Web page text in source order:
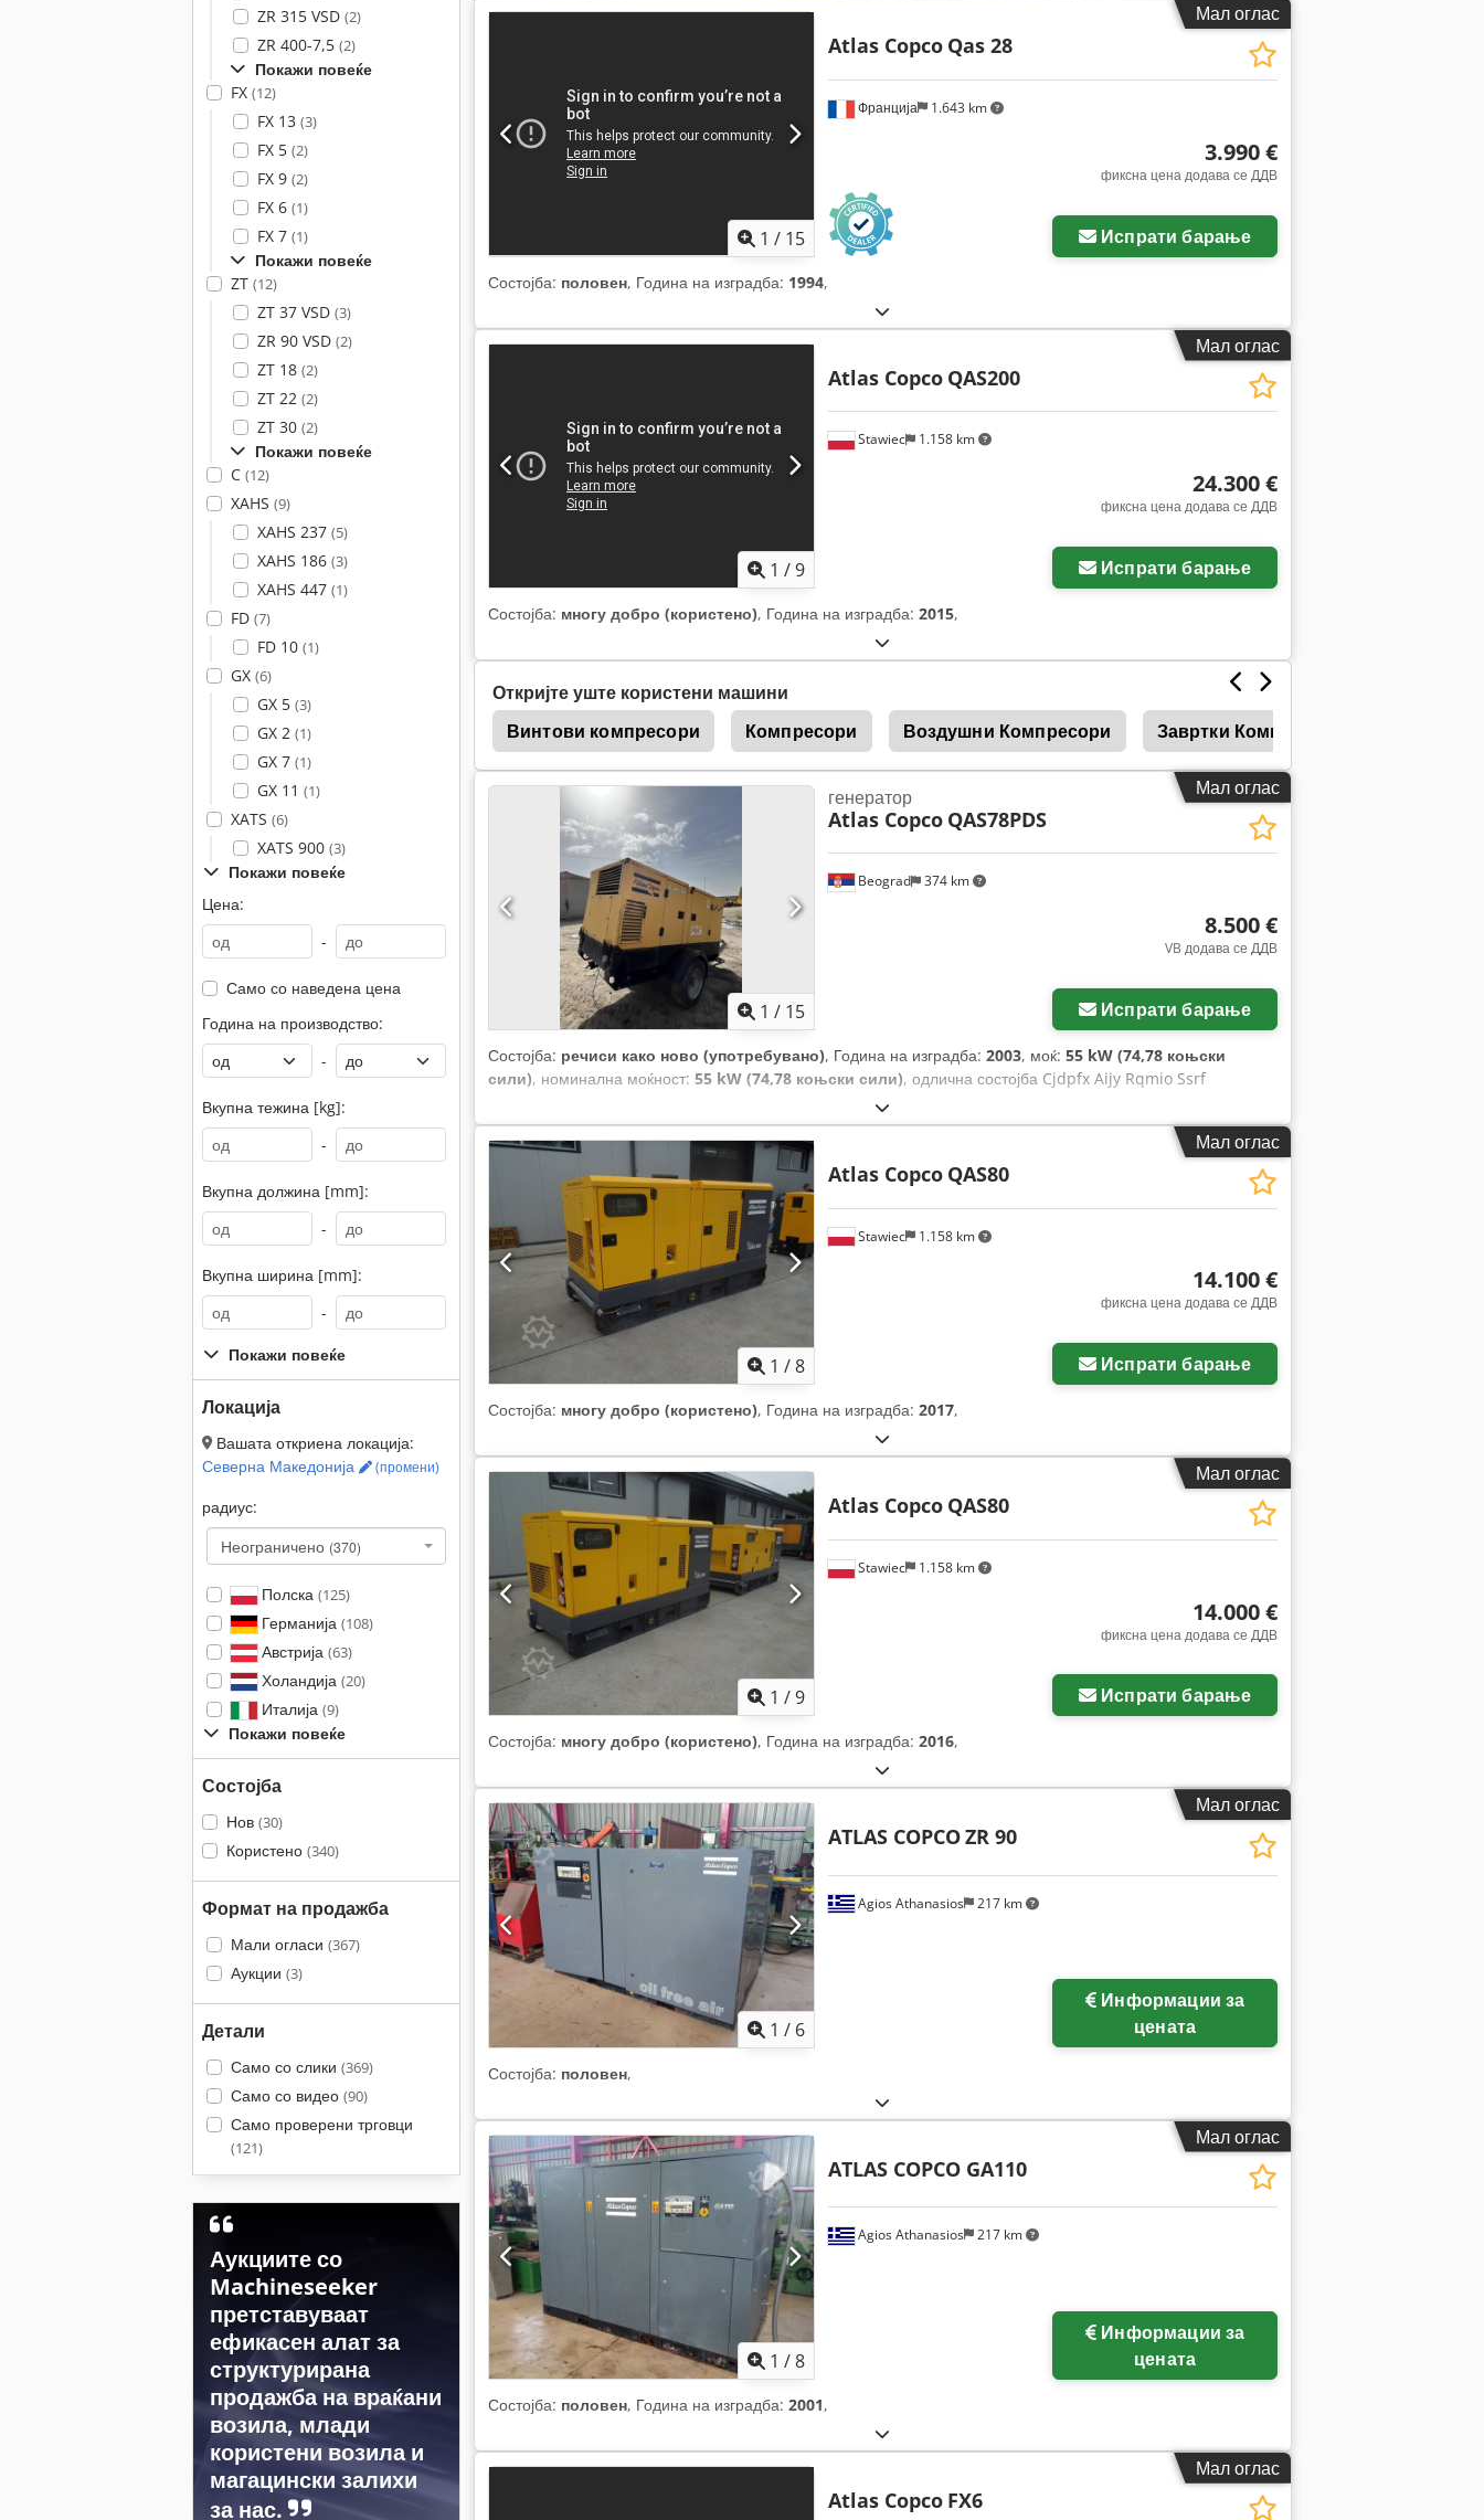
ZR 315 VSD (2)
ZR 400-7,5 (2)
Покажи повеќе
FX (12)
FX 13 (3)
FX 5 (2)
FX 9 (2)
FX 6 (1)
FX 7 (1)
Покажи повеќе
ZT (12)
ZT 37 VSD (3)
ZR 90 VSD (2)
ZT 18 (2)
ZT 22 (2)
ZT 30 (2)
Покажи повеќе
C (12)
XAHS (9)
XAHS 237 (5)
XAHS 186 (3)
XAHS 447 (1)
FD (7)
FD 10 (1)
GX (6)
GX 5 (3)
GX 2 (1)
GX 7 (1)
GX 11 (1)
XATS (6)
XATS 900 (3)
Покажи повеќе
Цена:
-
Само со наведена цена
Година на производство:
-
Вкупна тежина [kg]:
-
Вкупна должина [mm]:
-
Вкупна ширина [mm]:
-
Покажи повеќе
Локација
Вашата откриена локација:
Северна Македонија
(промени)
радиус:
Неограничено (370)
Полска (125)
Германија (108)
Австрија (63)
Холандија (20)
Италија (9)
Покажи повеќе
Состојба
Нов (30)
Користено (340)
Формат на продажба
Мали огласи (367)
Аукции (3)
Детали
Само со слики (369)
Само со видео (90)
Само проверени трговци
(121)
Аукциите со
Machineseeker
претставуваат
ефикасен алат за
структурирана
продажба на враќани
возила, млади
користени возила и
магацински залихи
за нас.
Мал оглас
1 / 15
Франција 1.643 km
Atlas Copco Qas 28
3.990 €
фиксна цена додава се ДДВ
Испрати барање
Состојба: половен, Година на изградба: 1994,
Мал оглас
1 /9
Stawiec 1.158 km
Atlas Copco QAS200
24.300 €
фиксна цена додава се ДДВ
Испрати барање
Состојба: многу добро (користено), Година на изградба: 2015,
Откријте уште користени машини
Винтови компресори
Компресори Воздушни Компресори Завртки Компресори
Zay 7045 Fg Cat
Мал оглас
1 / 15
Beograd 374 km
генератор
Atlas Copco QAS78PDS
8.500 €
VB додава се ДДВ
Испрати барање
Состојба: речиси како ново (употребувано), Година на изградба: 2003, моќ: 55 kW (74,78 коњски
сили), номинална моќност: 55 kW (74,78 коњски сили), одлична состојба Cjdpfx Aijy Rqmio Ssrf
Мал оглас
1 /8
Stawiec 1.158 km
Atlas Copco QAS80
14.100 €
фиксна цена додава се ДДВ
Испрати барање
Состојба: многу добро (користено), Година на изградба: 2017,
Мал оглас
1 /9
Stawiec 1.158 km
Atlas Copco QAS80
14.000 €
фиксна цена додава се ДДВ
Испрати барање
Состојба: многу добро (користено), Година на изградба: 2016,
Мал оглас
1 / 6
Agios Athanasios 217 km
ATLAS COPCOZR 90
цената
Состојба: половен,
Мал оглас
1 /8
Agios Athanasios 217 km
ATLAS COPCO GA110
цената
Состојба: половен, Година на изградба: 2001,
Мал оглас
Atlas Copco FX6